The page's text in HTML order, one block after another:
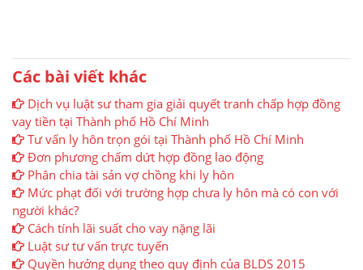
Các bài viết khác
Dịch vụ luật sư tham gia giải quyết tranh chấp hợp đồng
vay tiền tại Thành phố Hồ Chí Minh
Tư vấn ly hôn trọn gói tại Thành phố Hồ Chí Minh
Đơn phương chấm dứt hợp đồng lao động
Phân chia tài sản vợ chồng khi ly hôn
Mức phạt đối với trường hợp chưa ly hôn mà có con với
người khác?
Cách tính lãi suất cho vay nặng lãi
Luật sư tư vấn trực tuyến
Quyền hưởng dụng theo quy định của BLDS 2015